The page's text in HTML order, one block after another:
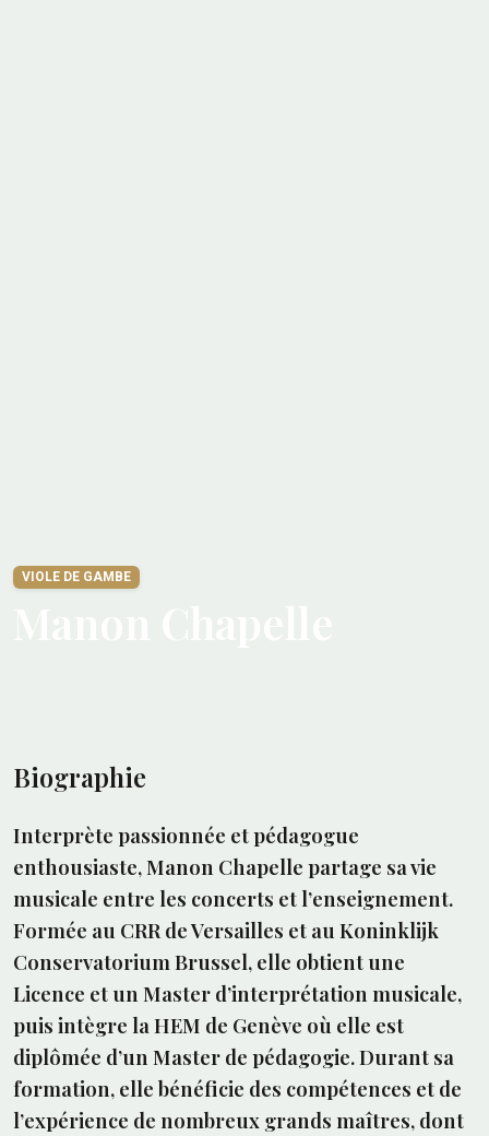
VIOLE DE GAMBE
Biographie
Interprète passionnée et pédagogue
enthousiaste, Manon Chapelle partage sa vie
musicale entre les concerts et l’enseignement.
Formée au CRR de Versailles et au Koninklijk
Conservatorium Brussel, elle obtient une
Licence et un Master d’interprétation musicale,
puis intègre la HEM de Genève où elle est
diplômée d’un Master de pédagogie. Durant sa
formation, elle bénéficie des compétences et de
l’expérience de nombreux grands maîtres, dont